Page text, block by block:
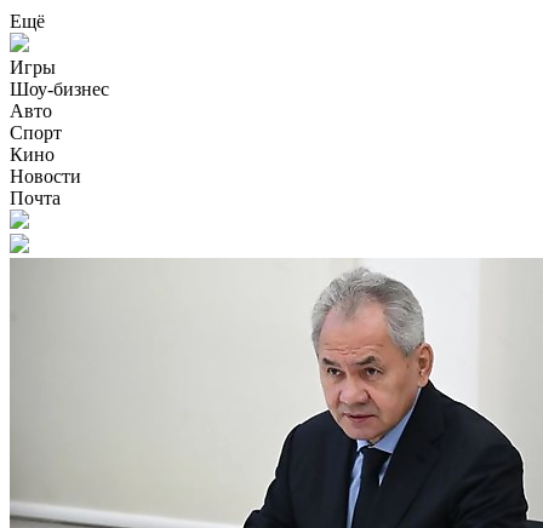
Ещё
Игры
Шоу-бизнес
Авто
Спорт
Кино
Новости
Почта